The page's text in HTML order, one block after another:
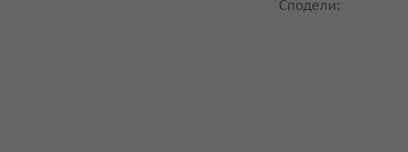
Сподели: